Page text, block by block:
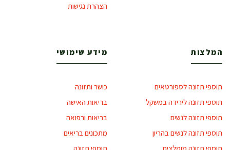
הצהרת נגישות
המלצות
תוספי תזונה לספורטאים
תוספי תזונה לירידה במשקל
תוספי תזונה לנשים
תוספי תזונה לנשים בהריון
מידע שימושי
כושר ותזונה
בריאות האישה
בריאות ורפואה
מתכונים בריאים